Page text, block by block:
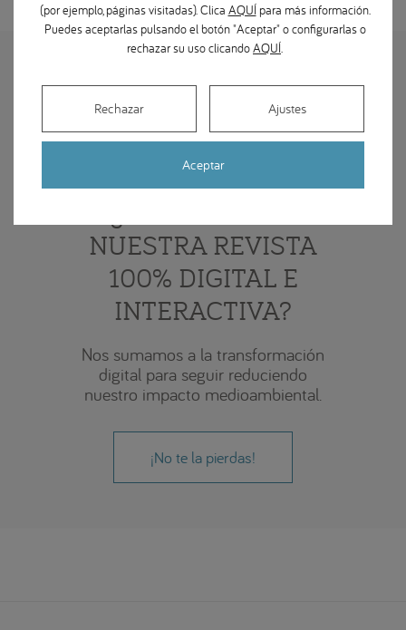
NUESTRA REVISTA
100% DIGITAL E
INTERACTIVA?
Nos sumamos a la transformación
digital para seguir reduciendo
nuestro impacto medioambiental.
¡No te la pierdas!
(por ejemplo, páginas visitadas). Clica AQUÍpara más información.
Puedes aceptarlas pulsando el botón "Aceptar" o configurarlas o
rechazar su uso clicandoAQUÍ
Aceptar
Rechazar Ajustes